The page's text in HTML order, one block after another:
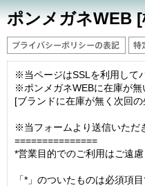
ポンメガネWEB
※当ページはSSLを利用して
※ポンメガネWEBに在庫が無
[ブランドに在庫が無く次回
※当フォームより送信いただ
===============
*営業目的でのご利用はご遠慮
「*」のついたものは必須項